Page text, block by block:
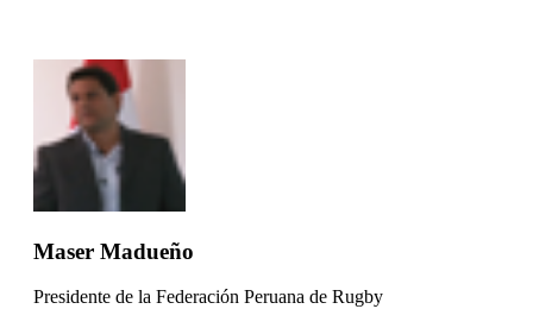
Maser Madueño
Presidente de la Federación Peruana de Rugby